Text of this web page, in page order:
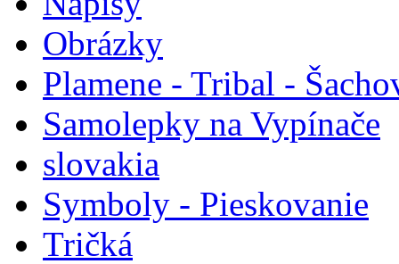
Obrázky
Plamene - Tribal -
Samolepky na Vypínače
slovakia
Symboly - Pieskovanie
Tričká